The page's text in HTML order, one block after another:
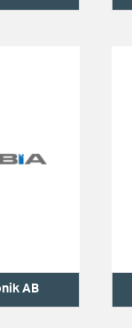
AB